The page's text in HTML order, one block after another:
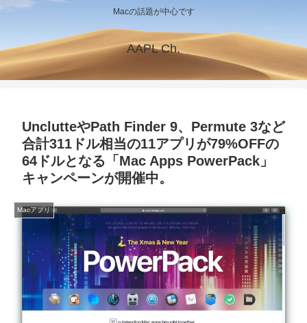
Macの話題が中心です
AAPL Ch.
UnclutteやPath Finder 9、Permute 3など
合計311ドル相当の11アプリが79%OFFの
64ドルとなる「Mac Apps PowerPack」
キャンペーンが開催中。
Macアプリ